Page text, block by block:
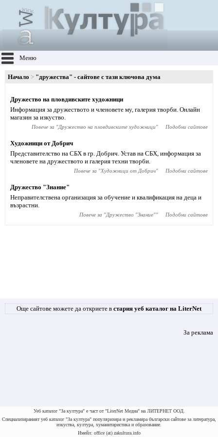
Меню
Начало "дружества" - сайтове с тази ключова дума
Дружество на пловдивските художници
Информация за дружеството и членовете му, галерия творби. Онлайн
магазин за изкуство.
Повече за "Дружество на пловдивските художници" Подобни сайтове
Художници от Добрич
Представителство на СБХ в гр. Добрич. Устав на СБХ, информация за
членовете на дружеството и галерия техни творби.
Повече за "Художници от Добрич" Подобни сайтове
Дружество "Знание"
Неправителствена организация за обучение и квалификация на деца и
възрастни.
Повече за "Дружество "Знание"" Подобни сайтове
Още сайтове можете да откриете в стария уеб каталог на LiterNet
За реклама
Уеб каталог "За култура" е част от "LiterNet Медиа" на ЛИТЕРНЕТ ООД.
Специализираният уеб каталог "За култура" популяризира и рекламира български сайтове за литература,
изкуства, култура, хуманитаристика и образование.
Имейл: office (at) zakultura.info